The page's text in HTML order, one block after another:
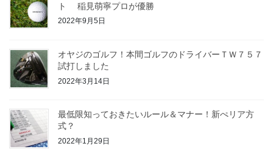
ト 稲見萌寧プロが優勝
2022年9月5日
オヤジのゴルフ！本間ゴルフのドライバーＴＷ７５７
試打しました
2022年3月14日
最低限知っておきたいルール＆マナー！新ぺリア方
式？
2022年1月29日